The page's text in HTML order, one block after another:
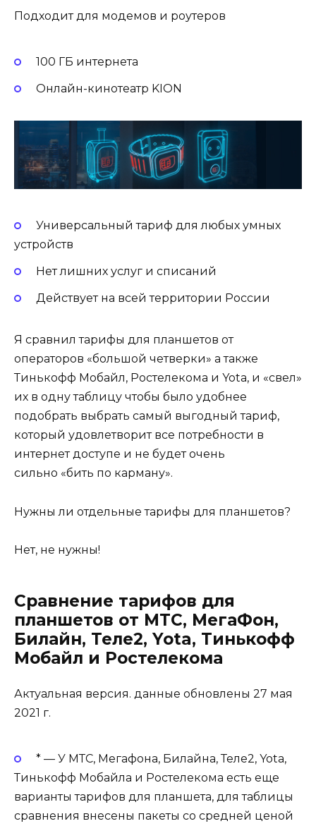
Подходит для модемов и роутеров
100 ГБ интернета
Онлайн-кинотеатр KION
Универсальный тариф для любых умных
устройств
Нет лишних услуг и списаний
Действует на всей территории России
Я сравнил тарифы для планшетов от
операторов «большой четверки» а также
Тинькофф Мобайл, Ростелекома и Yota, и «свел»
их в одну таблицу чтобы было удобнее
подобрать выбрать самый выгодный тариф,
который удовлетворит все потребности в
интернет доступе и не будет очень
сильно «бить по карману».
Нужны ли отдельные тарифы для планшетов?
Нет, не нужны!
Сравнение тарифов для
планшетов от МТС, МегаФон,
Билайн, Теле2, Yota, Тинькофф
Мобайл и Ростелекома
Актуальная версия. данные обновлены 27 мая
2021 г.
* — У МТС, Мегафона, Билайна, Теле2, Yota,
Тинькофф Мобайла и Ростелекома есть еще
варианты тарифов для планшета, для таблицы
сравнения внесены пакеты со средней ценой